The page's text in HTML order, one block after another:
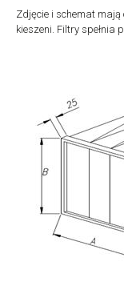
Zdjęcie i schemat mają
kieszeni. Filtry